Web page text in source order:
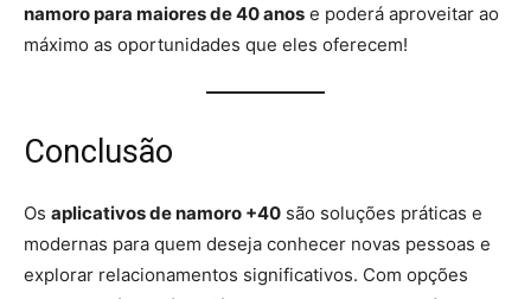
namoro para maiores de 40 anos e poderá aproveitar ao
máximo as oportunidades que eles oferecem!
Conclusão
Os aplicativos de namoro +40 são soluções práticas e
modernas para quem deseja conhecer novas pessoas e
explorar relacionamentos significativos. Com opções